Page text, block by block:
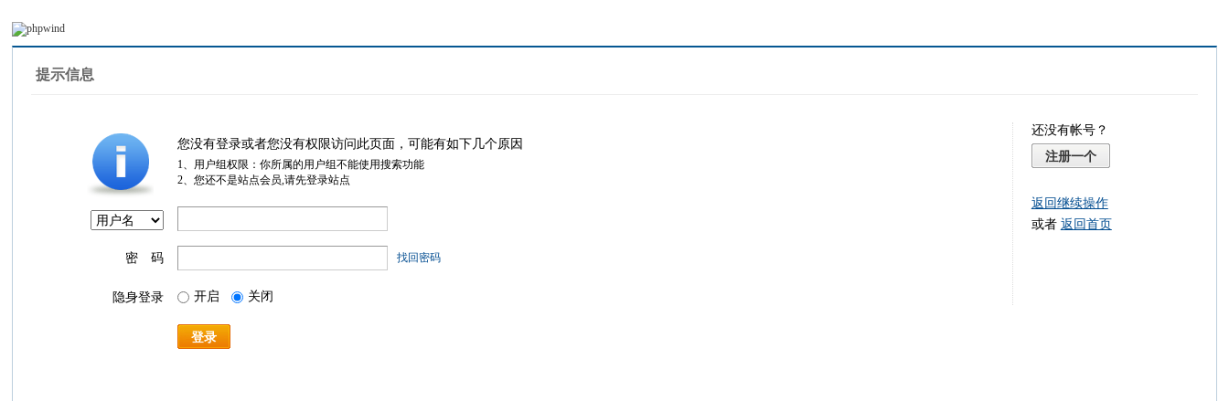
提示信息
您没有登录或者您没有权限访问此页面，可能有如下几个原因
1、用户组权限：你所属的用户组不能使用搜索功能
2、您还不是站点会员,请先登录站点
密 码 找回密码
隐身登录 开启 关闭
登录
还没有帐号？
注册一个
返回继续操作
或者 返回首页